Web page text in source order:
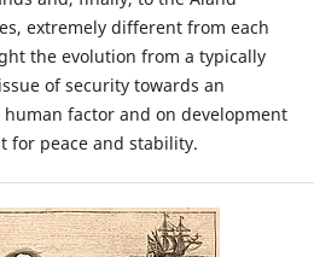
extremely different from each
the evolution from a typically
of security towards an
factor and on development
for peace and stability.